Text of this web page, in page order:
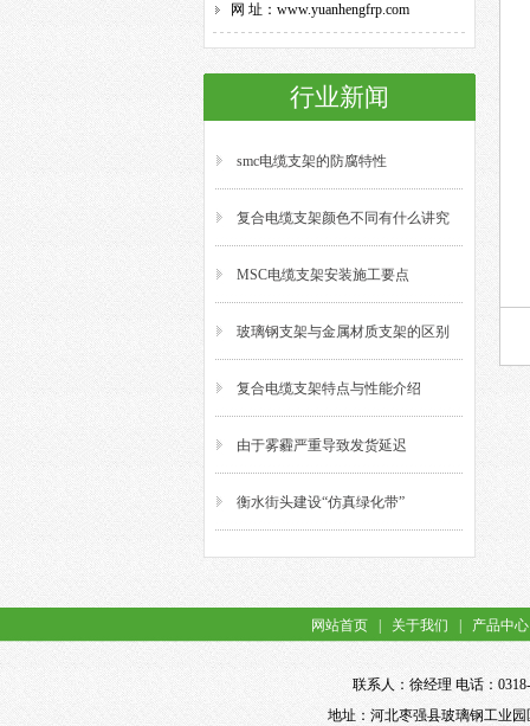
网 址：www.yuanhengfrp.com
行业新闻
smc电缆支架的防腐特性
复合电缆支架颜色不同有什么讲究
MSC电缆支架安装施工要点
玻璃钢支架与金属材质支架的区别
复合电缆支架特点与性能介绍
由于雾霾严重导致发货延迟
衡水街头建设“仿真绿化带”
网站首页 关于我们 产品中心
联系人：徐经理 电话：
地址：河北枣强县玻璃钢工业园